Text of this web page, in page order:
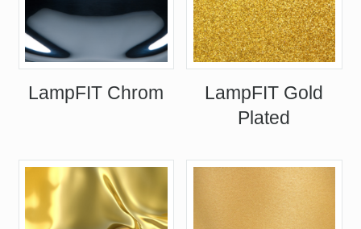
LampFIT Chrom
LampFIT Gold
Plated